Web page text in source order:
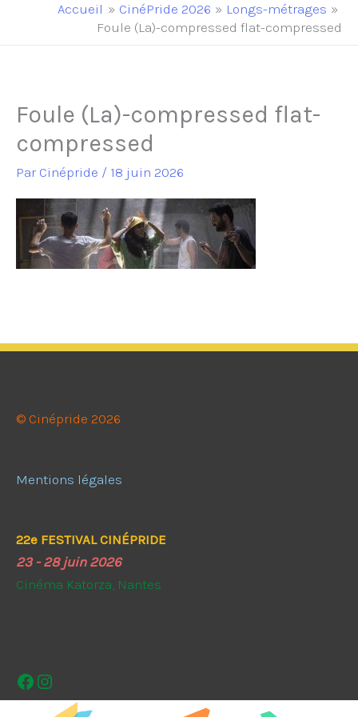
principal
Accueil CinéPride 2026
Longs-métrages
Foule (La)-compressed flat-compressed
Foule (La)-compressed flat-
compressed
Par Cinépride / 18 juin 2026
© Cinépride 2026
Mentions légales
22e FESTIVAL CINÉPRIDE
23 - 28 juin 2026
Cinéma Katorza, Nantes
Facebook
Instagram